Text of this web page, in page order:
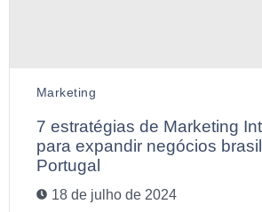
Marketing
7 estratégias de Marketing
para expandir negócios
Portugal
18 de julho de 2024